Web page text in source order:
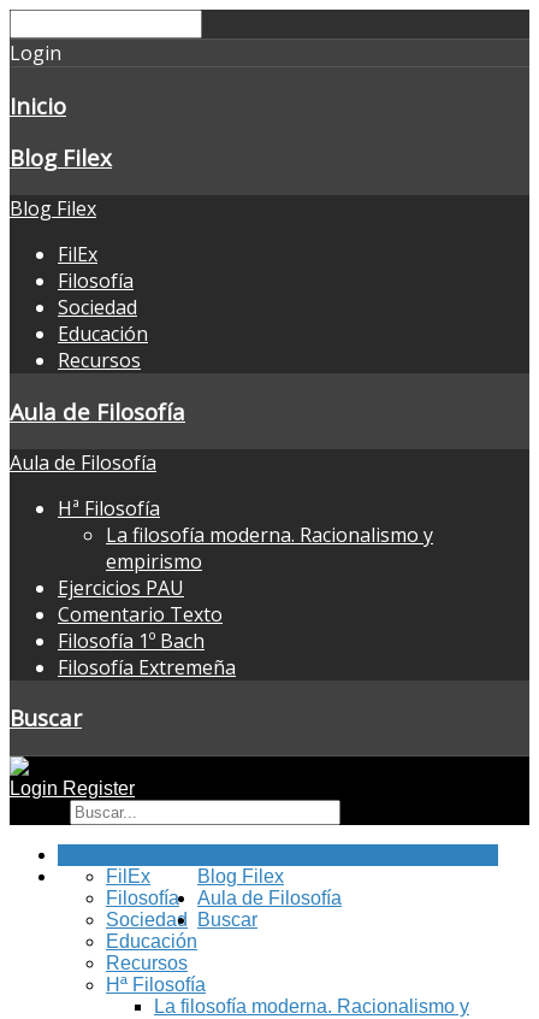
Login
Inicio
Blog Filex
Blog Filex
FilEx
Filosofía
Sociedad
Educación
Recursos
Aula de Filosofía
Aula de Filosofía
Hª Filosofía
La filosofía moderna. Racionalismo y
empirismo
Ejercicios PAU
Comentario Texto
Filosofía 1º Bach
Filosofía Extremeña
Buscar
Login Register
Blog Filex
FilEx
Filosofía
Sociedad
Educación
Recursos
Aula de Filosofía
Hª Filosofía
La filosofía moderna. Racionalismo y
Buscar